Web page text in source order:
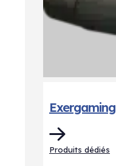
Exergaming
Produits dédiés